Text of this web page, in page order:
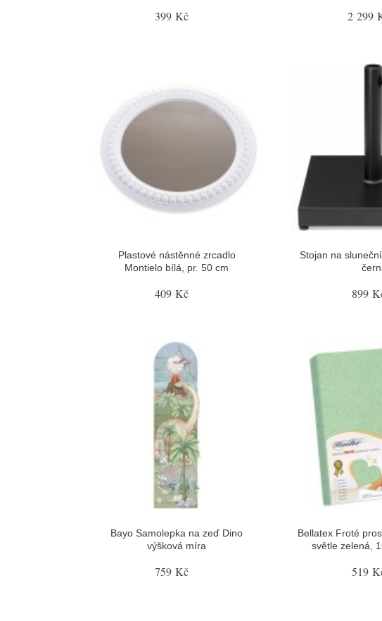
399 Kč 2 299
Plastové nástěnné zrcadlo
Montielo bílá, pr. 50 cm
409 Kč
Stojan na
899
Bayo Samolepka na zeď Dino
výšková míra
759 Kč
Bellatex Froté
světle zelená,
519